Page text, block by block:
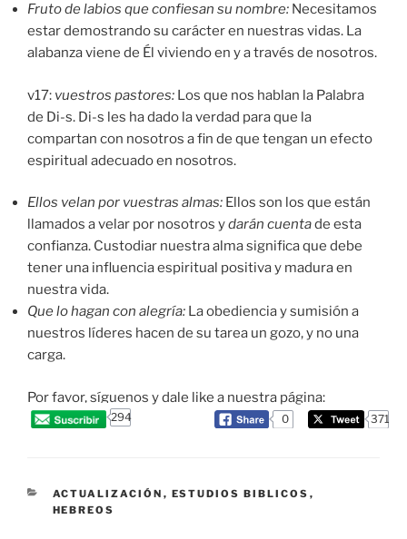
Fruto de labios que confiesan su nombre: Necesitamos
estar demostrando su carácter en nuestras vidas. La
alabanza viene de Él viviendo en y a través de nosotros.
v17: vuestros pastores: Los que nos hablan la Palabra
de Di-s. Di-s les ha dado la verdad para que la
compartan con nosotros a fin de que tengan un efecto
espiritual adecuado en nosotros.
Ellos velan por vuestras almas: Ellos son los que están
llamados a velar por nosotros ydarán cuentade esta
confianza. Custodiar nuestra alma significa que debe
tener una influencia espiritual positiva y madura en
nuestra vida.
Que lo hagan con alegría: La obediencia y sumisión a
nuestros líderes hacen de su tarea un gozo, y no una
carga.
Por favor, síguenos y dale like a nuestra página:
294 0 371
CATEGORIES
ACTUALIZACIÓN , ESTUDIOS BIBLICOS ,
HEBREOS